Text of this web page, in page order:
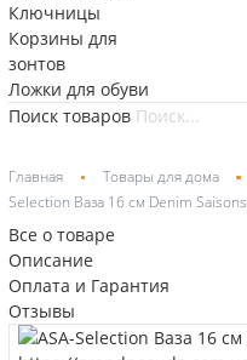
Ключницы
Корзины для
зонтов
Ложки для обуви
Поиск товаров
Главная Товары для дома
Selection Ваза 16 см Denim Saisons
Все о товаре
Описание
Оплата и Гарантия
Отзывы